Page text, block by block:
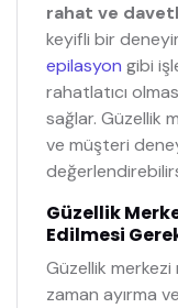
rahat ve
keyifli bir
epilasyon gibi
rahatlatıcı
sağlar. Güzellik
ve müşteri
Güzellik
Edilmesi
Güzellik
zaman ayırma